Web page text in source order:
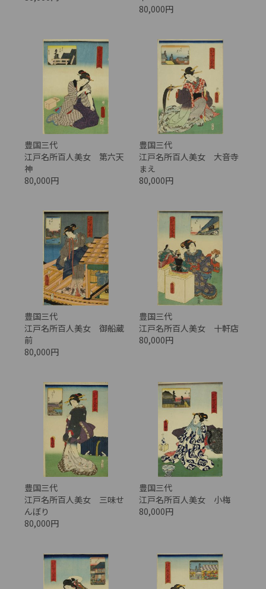
80,000円
豊国三代
江戸名所百人美女 第六天
神
80,000円
豊国三代
江戸名所百人美女 大音寺
まえ
80,000円
豊国三代
江戸名所百人美女 御船蔵
前
80,000円
豊国三代
江戸名所百人美女 十軒店
80,000円
豊国三代
江戸名所百人美女 三味せ
んぼり
80,000円
豊国三代
江戸名所百人美女 小梅
80,000円